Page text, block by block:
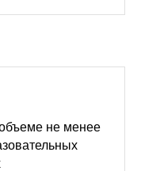
не менее